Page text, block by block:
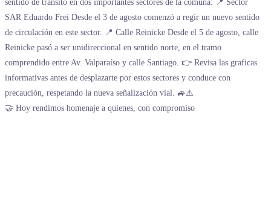
🤝 Hoy rendimos homenaje a quienes, con compromiso